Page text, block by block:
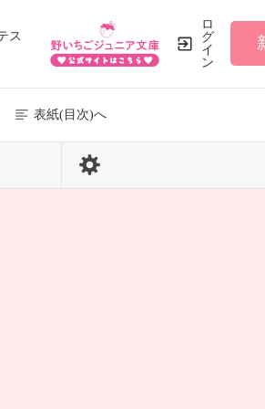
ス
ロ
グ
イ
ン
表紙(目次)へ
29 / 127